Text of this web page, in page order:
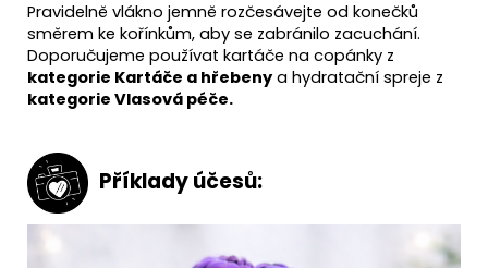
Pravidelně vlákno jemně rozčesávejte od konečků
směrem ke kořínkům, aby se zabránilo zacuchání.
Doporučujeme používat kartáče na copánky z
kategorie Kartáče a hřebeny a hydratační spreje z
kategorie Vlasová péče.
Příklady účesů: